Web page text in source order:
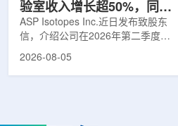
验室收入增长超50%，同位
素浓缩设施推进商业生产
ASP Isotopes Inc.近日发布致股东
信，介绍公司在2026年第二季度财
务业绩公布前各业务板块的运营进
2026-08-05